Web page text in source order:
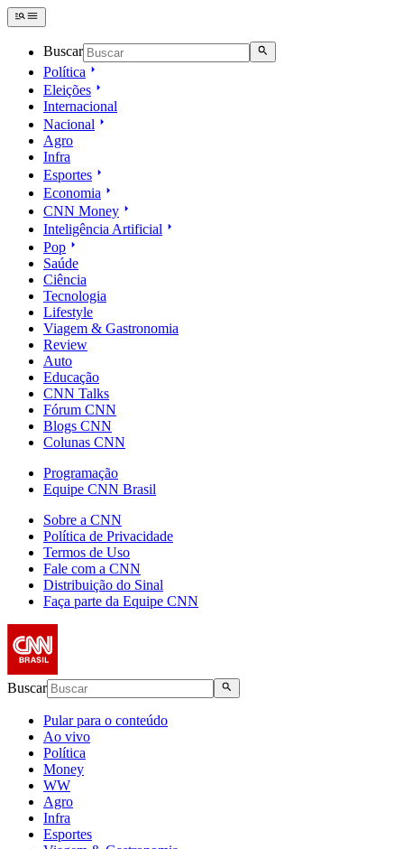
Buscar
Política
Eleições
Internacional
Nacional
Agro
Infra
Esportes
Economia
CNN Money
Inteligência Artificial
Pop
Saúde
Ciência
Tecnologia
Lifestyle
Viagem & Gastronomia
Review
Auto
Educação
CNN Talks
Fórum CNN
Blogs CNN
Colunas CNN
Programação
Equipe CNN Brasil
Sobre a CNN
Política de Privacidade
Termos de Uso
Fale com a CNN
Distribuição do Sinal
Faça parte da Equipe CNN
Buscar
Pular para o conteúdo
Ao vivo
Política
Money
WW
Agro
Infra
Esportes